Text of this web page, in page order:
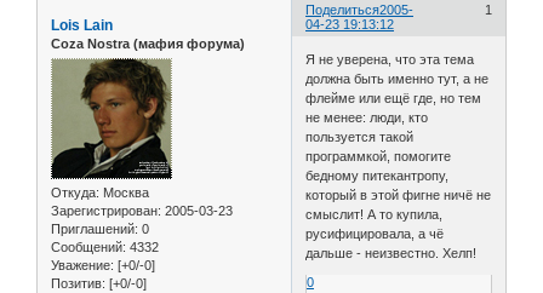
Поделиться 1
2005-
04-23 19:13:12
Lois Lain
Coza Nostra (мафия форума)
Откуда: Москва
Зарегистрирован: 2005-03-23
Приглашений: 0
Сообщений: 4332
Уважение: [+0/-0]
Позитив: [+0/-0]
Я не уверена, что эта тема
должна быть именно тут, а не
флейме или ещё где, но тем
не менее: люди, кто
пользуется такой
программкой, помогите
бедному питекантропу,
который в этой фигне ничё не
смыслит! А то купила,
русифицировала, а чё
дальше - неизвестно. Хелп!
0